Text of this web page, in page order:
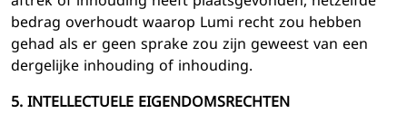
bedrag overhoudt waarop Lumi recht zou hebben
gehad als er geen sprake zou zijn geweest van een
dergelijke inhouding of inhouding.
5. INTELLECTUELE EIGENDOMSRECHTEN